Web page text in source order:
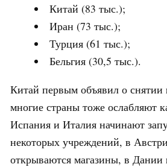
Китай (83 тыс.);
Иран (73 тыс.);
Турция (61 тыс.);
Бельгия (30,5 тыс.).
Китай первым объявил о снятии
многие страны тоже ослабляют
Испания и Италия начинают
некоторых учреждений, в
открываются магазины, в Дании